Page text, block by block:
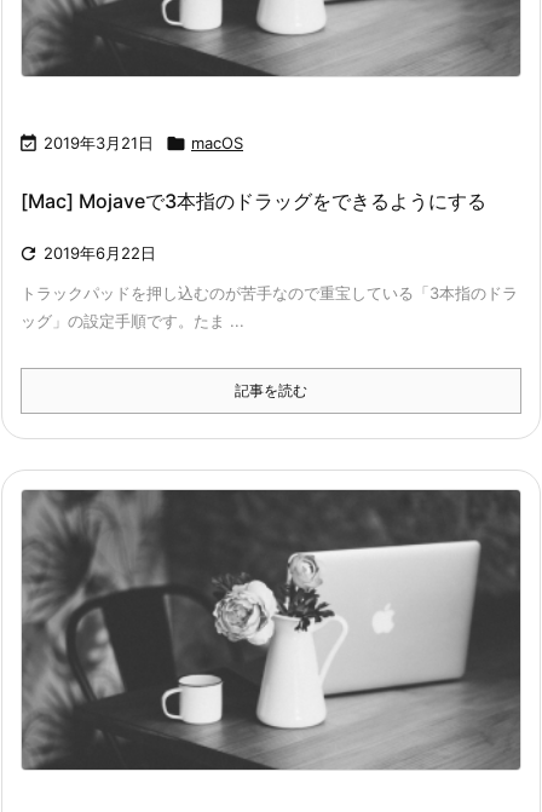
 2019年3月21日  macOS
[Mac] Mojaveで3本指のドラッグをできるようにする
 2019年6月22日
トラックパッドを押し込むのが苦手なので重宝している「3本指のドラ
ッグ」の設定手順です。たま ...
記事を読む